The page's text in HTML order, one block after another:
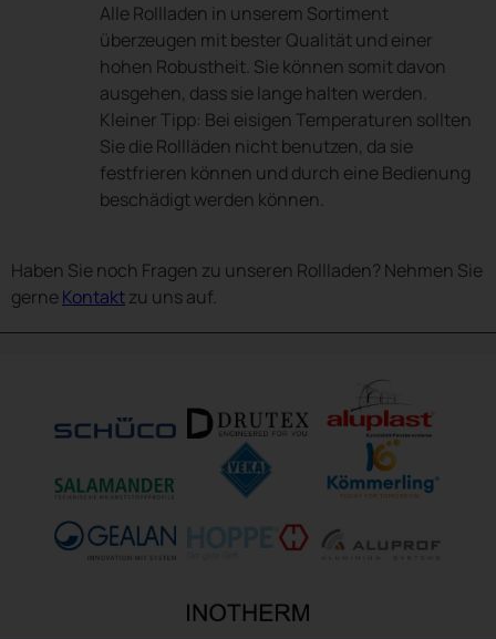
Alle Rollladen in unserem Sortiment
überzeugen mit bester Qualität und einer
hohen Robustheit. Sie können somit davon
ausgehen, dass sie lange halten werden.
Kleiner Tipp: Bei eisigen Temperaturen sollten
Sie die Rollläden nicht benutzen, da sie
festfrieren können und durch eine Bedienung
beschädigt werden können.
Haben Sie noch Fragen zu unseren Rollladen? Nehmen Sie
gerneKontaktzu uns auf.